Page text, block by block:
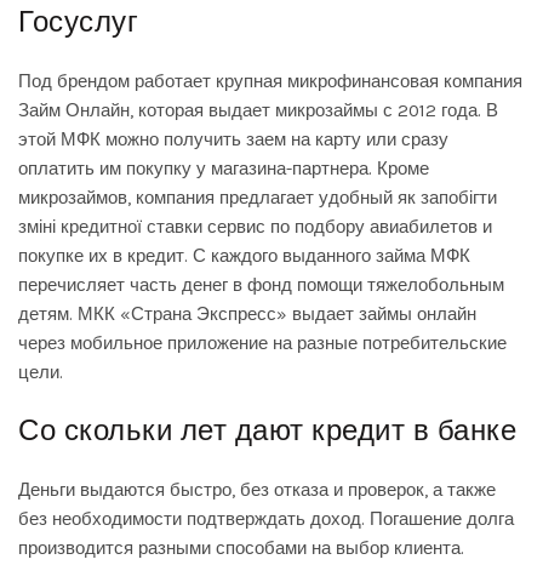
Госуслуг
Под брендом работает крупная микрофинансовая компания
Займ Онлайн, которая выдает микрозаймы с 2012 года. В
этой МФК можно получить заем на карту или сразу
оплатить им покупку у магазина-партнера. Кроме
микрозаймов, компания предлагает удобный як запобігти
зміні кредитної ставки сервис по подбору авиабилетов и
покупке их в кредит. С каждого выданного займа МФК
перечисляет часть денег в фонд помощи тяжелобольным
детям. МКК «Страна Экспресс» выдает займы онлайн
через мобильное приложение на разные потребительские
цели.
Со скольки лет дают кредит в банке
Деньги выдаются быстро, без отказа и проверок, а также
без необходимости подтверждать доход. Погашение долга
производится разными способами на выбор клиента.